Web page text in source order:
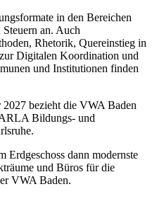
in den Bereichen
an. Auch
Rhetorik, Quereinstieg in
Digitalen Koordination und
und Institutionen finden
bezieht die VWA Baden
Bildungs- und
Erdgeschoss dann modernste
und Büros für die
VWA Baden.